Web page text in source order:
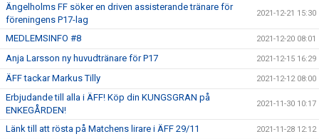
Ängelholms FF söker en driven assisterande tränare för
föreningens P17-lag
2021-12-21 15:30
MEDLEMSINFO #8 2021-12-20 08:01
Anja Larsson ny huvudtränare för P17 2021-12-15 16:29
ÄFF tackar Markus Tilly 2021-12-12 08:00
Erbjudande till alla i ÄFF! Köp din KUNGSGRAN på
ENKEGÅRDEN!
2021-11-30 10:17
Länk till att rösta på Matchens lirare i ÄFF 29/11 2021-11-28 12:12